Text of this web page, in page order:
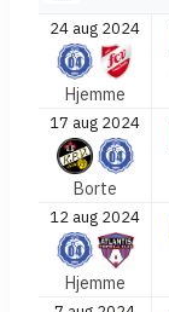
24 aug 2024
Hjemme
17 aug 2024
Borte
12 aug 2024
Hjemme